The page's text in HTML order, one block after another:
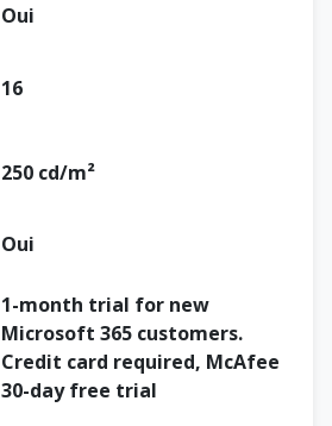
Oui
16
250 cd/m²
Oui
1-month trial for new
Microsoft 365 customers.
Credit card required, McAfee
30-day free trial